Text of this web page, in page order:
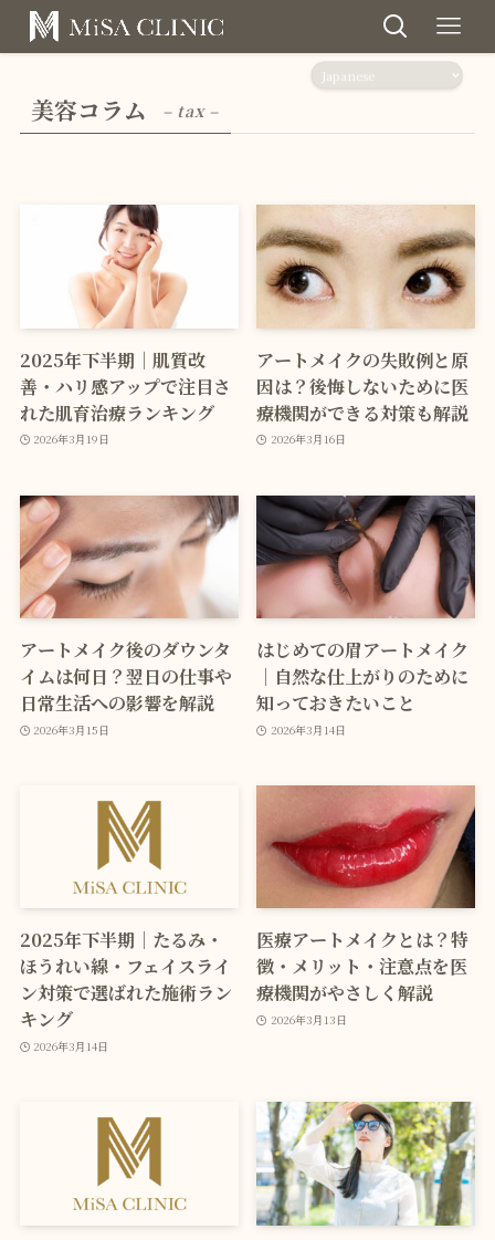
美容コラム – tax –
2025年下半期｜肌質改
善・ハリ感アップで注目さ
れた肌育治療ランキング
2026年3月19日
アートメイクの失敗例と原
因は？後悔しないために医
療機関ができる対策も解説
2026年3月16日
アートメイク後のダウンタ
イムは何日？翌日の仕事や
日常生活への影響を解説
2026年3月15日
はじめての眉アートメイク
｜自然な仕上がりのために
知っておきたいこと
2026年3月14日
2025年下半期｜たるみ・
ほうれい線・フェイスライ
ン対策で選ばれた施術ラン
キング
2026年3月14日
医療アートメイクとは？特
徴・メリット・注意点を医
療機関がやさしく解説
2026年3月13日